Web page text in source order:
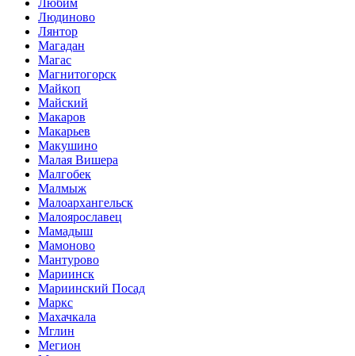
Любим
Людиново
Лянтор
Магадан
Магас
Магнитогорск
Майкоп
Майский
Макаров
Макарьев
Макушино
Малая Вишера
Малгобек
Малмыж
Малоархангельск
Малоярославец
Мамадыш
Мамоново
Мантурово
Мариинск
Мариинский Посад
Маркс
Махачкала
Мглин
Мегион